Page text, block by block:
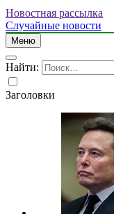
Новостная рассылка
Случайные новости
Меню
Найти:
Заголовки